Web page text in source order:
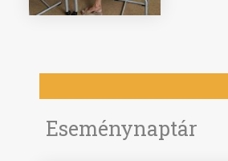
Eseménynaptár